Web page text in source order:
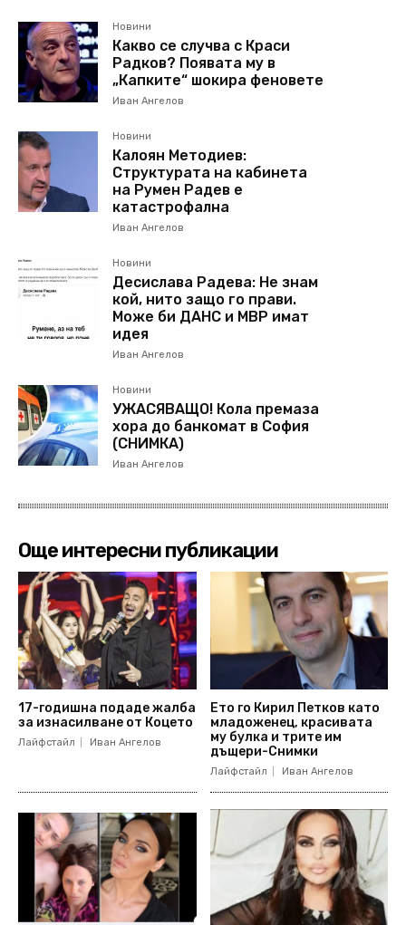
Новини
Какво се случва с Краси
Радков? Появата му в
„Капките“ шокира феновете
Иван Ангелов
Новини
Калоян Методиев:
Структурата на кабинета
на Румен Радев е
катастрофална
Иван Ангелов
Новини
Десислава Радева: Не знам
кой, нито защо го прави.
Може би ДАНС и МВР имат
идея
Иван Ангелов
Новини
УЖАСЯВАЩО! Кола премаза
хора до банкомат в София
(СНИМКА)
Иван Ангелов
Още интересни публикации
17-годишна подаде жалба
за изнасилване от Коцето
Лайфстайл Иван Ангелов
Ето го Кирил Петков като
младоженец, красивата
му булка и трите им
дъщери-Снимки
Лайфстайл Иван Ангелов